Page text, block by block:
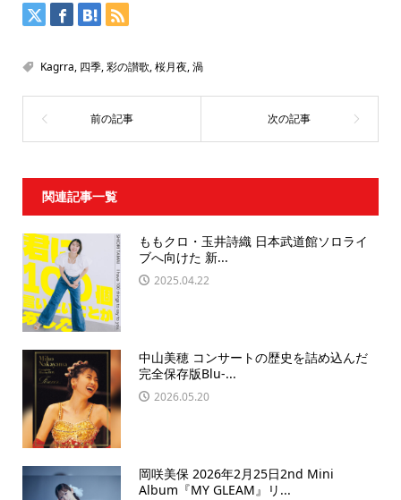
Kagrra, 四季,彩の讃歌,桜月夜,渦
関連記事一覧
ももクロ・玉井詩織 日本武道館ソロライ
ブへ向けた 新...
2025.04.22
中山美穂 コンサートの歴史を詰め込んだ
完全保存版Blu-...
2026.05.20
岡咲美保 2026年2月25日2nd Mini
Album『MY GLEAM』リ...